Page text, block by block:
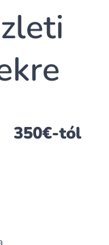
350€-tól